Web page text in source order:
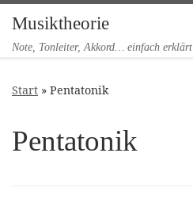
Zum Inhalt springen
Musiktheorie
Note, Tonleiter, Akkord… einfach erklärt
Start » Pentatonik
Pentatonik